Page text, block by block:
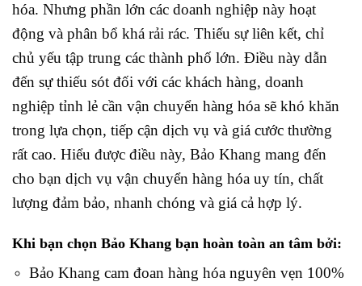
hóa. Nhưng phần lớn các doanh nghiệp này hoạt
động và phân bổ khá rải rác. Thiếu sự liên kết, chỉ
chủ yếu tập trung các thành phố lớn. Điều này dẫn
đến sự thiếu sót đối với các khách hàng, doanh
nghiệp tỉnh lẻ cần vận chuyển hàng hóa sẽ khó khăn
trong lựa chọn, tiếp cận dịch vụ và giá cước thường
rất cao. Hiểu được điều này, Bảo Khang mang đến
cho bạn dịch vụ vận chuyển hàng hóa uy tín, chất
lượng đảm bảo, nhanh chóng và giá cả hợp lý.
Khi bạn chọn Bảo Khang bạn hoàn toàn an tâm bởi:
Bảo Khang cam đoan hàng hóa nguyên vẹn 100%